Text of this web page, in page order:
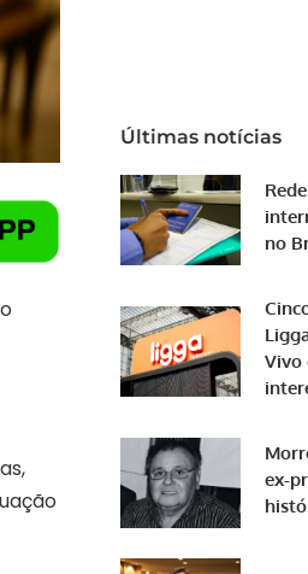
Últimas notícias
no
Vivo
ex-